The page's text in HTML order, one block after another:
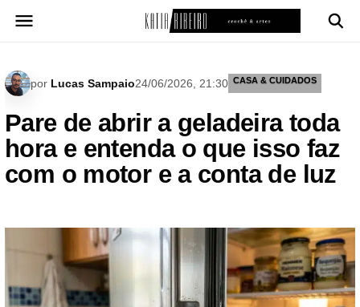
para
por Lucas Sampaio24/06/2026, 21:30 CASA & CUIDADOS
Pare de abrir a geladeira toda
hora e entenda o que isso faz
com o motor e a conta de luz